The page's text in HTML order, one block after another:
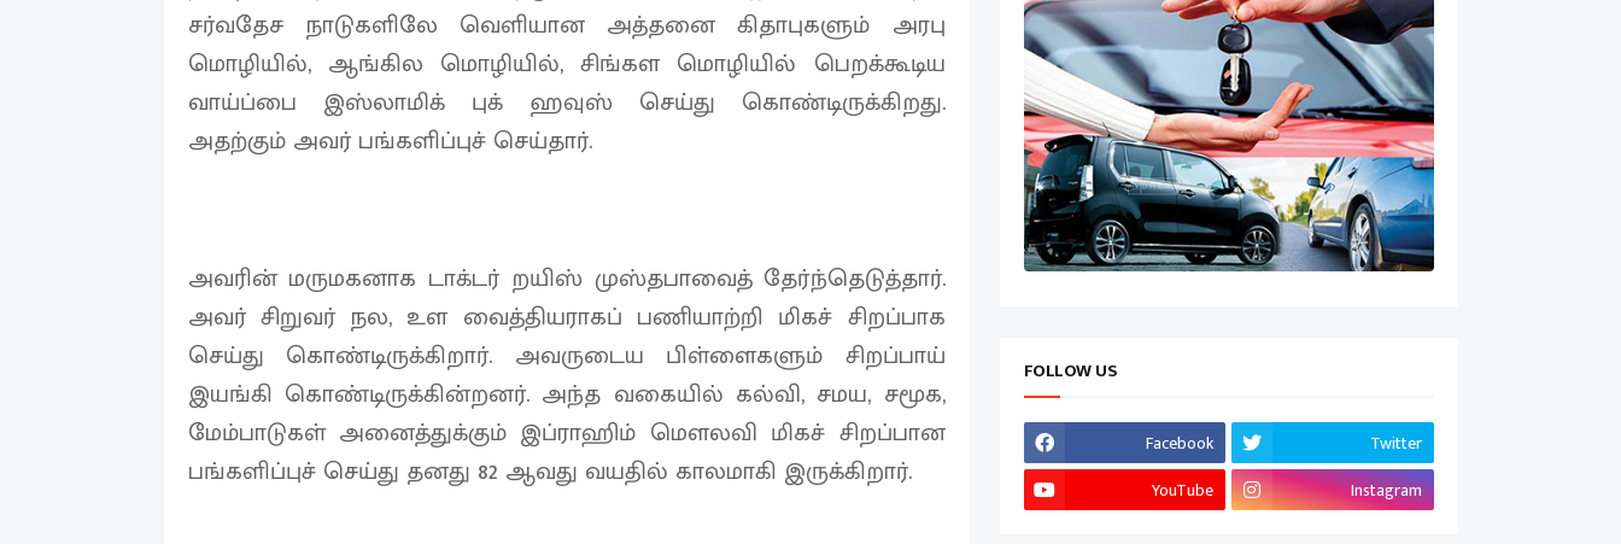
சர்வதேச நாடுகளிலே வெளியான அத்தனை கிதாபுகளும் அரபு
மொழியில், ஆங்கில மொழியில், சிங்கள மொழியில் பெறக்கூடிய
வாய்ப்பை இஸ்லாமிக் புக் ஹவுஸ் செய்து கொண்டிருக்கிறது.
அதற்கும் அவர் பங்களிப்புச் செய்தார்.
அவரின் மருமகனாக டாக்டர் றயிஸ் முஸ்தபாவைத் தேர்ந்தெடுத்தார்.
அவர் சிறுவர் நல, உள வைத்தியராகப் பணியாற்றி மிகச் சிறப்பாக
செய்து கொண்டிருக்கிறார். அவருடைய பிள்ளைகளும் சிறப்பாய்
இயங்கி கொண்டிருக்கின்றனர். அந்த வகையில் கல்வி, சமய, சமூக,
மேம்பாடுகள் அனைத்துக்கும் இப்ராஹிம் மௌலவி மிகச் சிறப்பான
பங்களிப்புச் செய்து தனது 82 ஆவது வயதில் காலமாகி இருக்கிறார்.
FOLLOW US
Facebook
Twitter
YouTube
Instagram